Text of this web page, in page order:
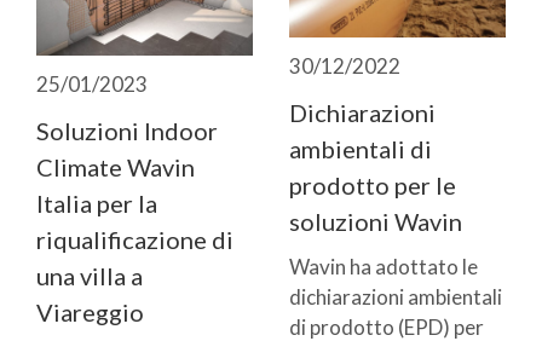
25/01/2023
Soluzioni Indoor
Climate Wavin
Italia per la
riqualificazione di
una villa a
Viareggio
30/12/2022
Dichiarazioni
ambientali di
prodotto per le
soluzioni Wavin
Wavin ha adottato le
dichiarazioni ambientali
di prodotto (EPD) per